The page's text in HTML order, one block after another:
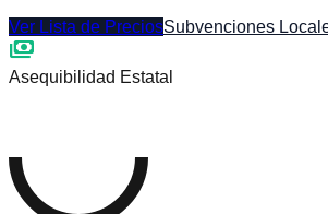
Ver Lista de PreciosSubvenciones
payments
Asequibilidad Estatal